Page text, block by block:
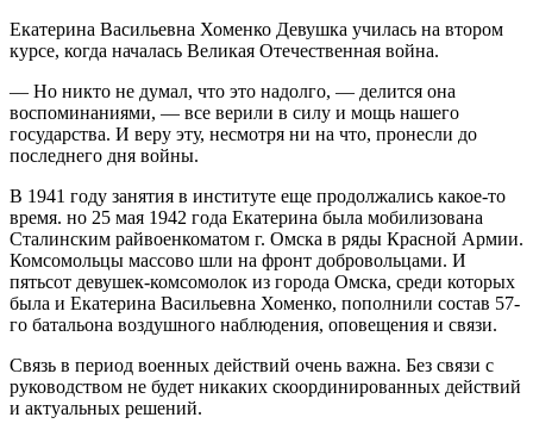
Екатерина Васильевна Хоменко Девушка училась на втором
курсе, когда началась Великая Отечественная война.
— Но никто не думал, что это надолго, — делится она
воспоминаниями, — все верили в силу и мощь нашего
государства. И веру эту, несмотря ни на что, пронесли до
последнего дня войны.
В 1941 году занятия в институте еще продолжались какое-то
время. но 25 мая 1942 года Екатерина была мобилизована
Сталинским райвоенкоматом г. Омска в ряды Красной Армии.
Комсомольцы массово шли на фронт добровольцами. И
пятьсот девушек-комсомолок из города Омска, среди которых
была и Екатерина Васильевна Хоменко, пополнили состав 57-
го батальона воздушного наблюдения, оповещения и связи.
Связь в период военных действий очень важна. Без связи с
руководством не будет никаких скоординированных действий
и актуальных решений.